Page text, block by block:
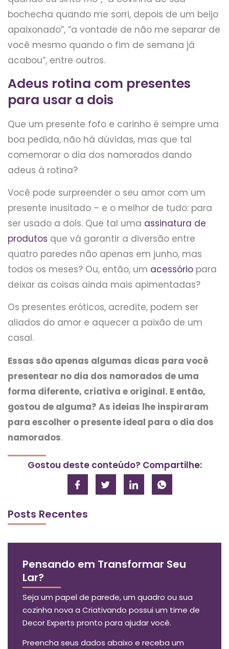
bochecha quando me sorri, depois de um beijo
apaixonado”, “a vontade de não me separar de
você mesmo quando o fim de semana já
acabou”, entre outros.
Adeus rotina com presentes
para usar a dois
Que um presente fofo e carinho é sempre uma
boa pedida, não há dúvidas, mas que tal
comemorar o dia dos namorados dando
adeus à rotina?
Você pode surpreender o seu amor com um
presente inusitado – e o melhor de tudo: para
ser usado a dois. Que tal uma assinatura de
produtos que vá garantir a diversão entre
quatro paredes não apenas em junho, mas
todos os meses? Ou, então, um acessório para
deixar as coisas ainda mais apimentadas?
Os presentes eróticos, acredite, podem ser
aliados do amor e aquecer a paixão de um
casal.
Essas são apenas algumas dicas para você
presentear no dia dos namorados de uma
forma diferente, criativa e original. E então,
gostou de alguma? As ideias lhe inspiraram
para escolher o presente ideal para o dia dos
namorados.
Gostou deste conteúdo? Compartilhe:
Posts Recentes
Pensando em Transformar Seu
Lar?
Seja um papel de parede, um quadro ou sua
cozinha nova a Criativando possui um time de
Decor Experts pronto para ajudar você.
Preencha seus dados abaixo e receba um